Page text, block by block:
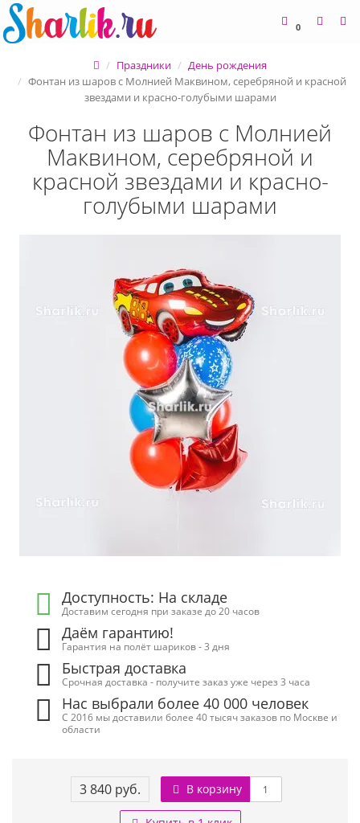
0
Праздники
День рождения
Фонтан из шаров с Молнией Маквином, серебряной и красной
звездами и красно-голубыми шарами
Фонтан из шаров с Молнией
Маквином, серебряной и
красной звездами и красно-
голубыми шарами
Доступность: На складе
Доставим сегодня при заказе до 20 часов
Даём гарантию!
Гарантия на полёт шариков - 3 дня
Быстрая доставка
Срочная доставка - получите заказ уже через 3 часа
Нас выбрали более 40 000 человек
С 2016 мы доставили более 40 тысяч заказов по Москве и
области
3 840 руб. В корзину